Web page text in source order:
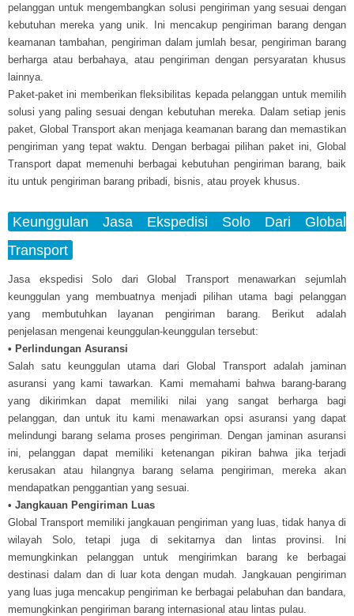
pelanggan untuk mengembangkan solusi pengiriman yang sesuai dengan
kebutuhan mereka yang unik. Ini mencakup pengiriman barang dengan
keamanan tambahan, pengiriman dalam jumlah besar, pengiriman barang
berharga atau berbahaya, atau pengiriman dengan persyaratan khusus
lainnya.
Paket-paket ini memberikan fleksibilitas kepada pelanggan untuk memilih
solusi yang paling sesuai dengan kebutuhan mereka. Dalam setiap jenis
paket, Global Transport akan menjaga keamanan barang dan memastikan
pengiriman yang tepat waktu. Dengan berbagai pilihan paket ini, Global
Transport dapat memenuhi berbagai kebutuhan pengiriman barang, baik
itu untuk pengiriman barang pribadi, bisnis, atau proyek khusus.
Keunggulan Jasa Ekspedisi Solo Dari Global
Transport
Jasa ekspedisi Solo dari Global Transport menawarkan sejumlah
keunggulan yang membuatnya menjadi pilihan utama bagi pelanggan
yang membutuhkan layanan pengiriman barang. Berikut adalah
penjelasan mengenai keunggulan-keunggulan tersebut:
• Perlindungan Asuransi
Salah satu keunggulan utama dari Global Transport adalah jaminan
asuransi yang kami tawarkan. Kami memahami bahwa barang-barang
yang dikirimkan dapat memiliki nilai yang sangat berharga bagi
pelanggan, dan untuk itu kami menawarkan opsi asuransi yang dapat
melindungi barang selama proses pengiriman. Dengan jaminan asuransi
ini, pelanggan dapat memiliki ketenangan pikiran bahwa jika terjadi
kerusakan atau hilangnya barang selama pengiriman, mereka akan
mendapatkan penggantian yang sesuai.
• Jangkauan Pengiriman Luas
Global Transport memiliki jangkauan pengiriman yang luas, tidak hanya di
wilayah Solo, tetapi juga di sekitarnya dan lintas provinsi. Ini
memungkinkan pelanggan untuk mengirimkan barang ke berbagai
destinasi dalam dan di luar kota dengan mudah. Jangkauan pengiriman
yang luas juga mencakup pengiriman ke berbagai pelabuhan dan bandara,
memungkinkan pengiriman barang internasional atau lintas pulau.